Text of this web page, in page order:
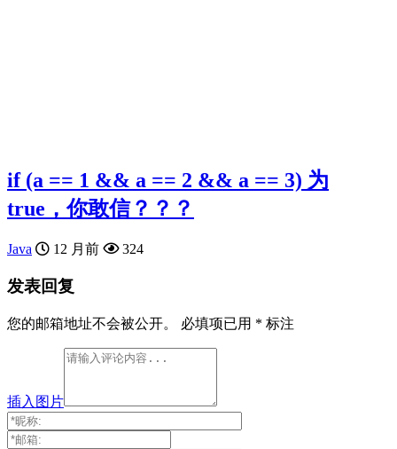
if (a == 1 && a == 2 && a == 3) 为
true，你敢信？？？
Java 12 月前 324
发表回复
您的邮箱地址不会被公开。 必填项已用 * 标注
插入图片